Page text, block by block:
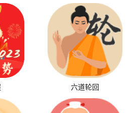
六道轮回